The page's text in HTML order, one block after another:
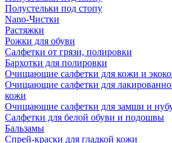
Полустельки под стопу
Nano-Чистки
Растяжки
Рожки для обуви
Салфетки от грязи, полировки
Бархотки для полировки
Очищающие салфетки для кожи и
Очищающие салфетки для
кожи
Очищающие салфетки для замши и
Салфетки для белой обуви и подошвы
Бальзамы
Спрей-краски для гладкой кожи